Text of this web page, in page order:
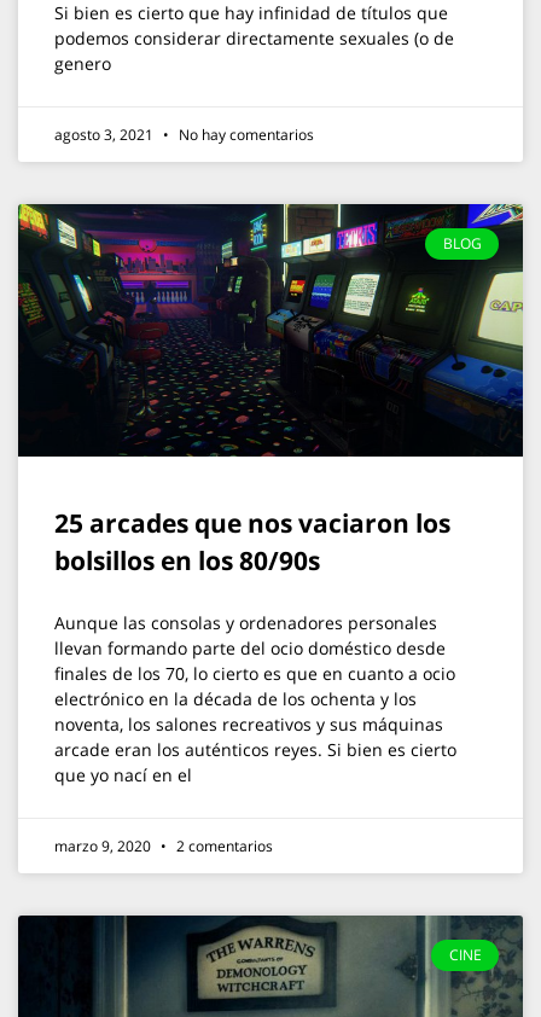
Si bien es cierto que hay infinidad de títulos que
podemos considerar directamente sexuales (o de
genero
agosto 3, 2021 No hay comentarios
BLOG
25 arcades que nos vaciaron los
bolsillos en los 80/90s
Aunque las consolas y ordenadores personales
llevan formando parte del ocio doméstico desde
finales de los 70, lo cierto es que en cuanto a ocio
electrónico en la década de los ochenta y los
noventa, los salones recreativos y sus máquinas
arcade eran los auténticos reyes. Si bien es cierto
que yo nací en el
marzo 9, 2020 2 comentarios
CINE